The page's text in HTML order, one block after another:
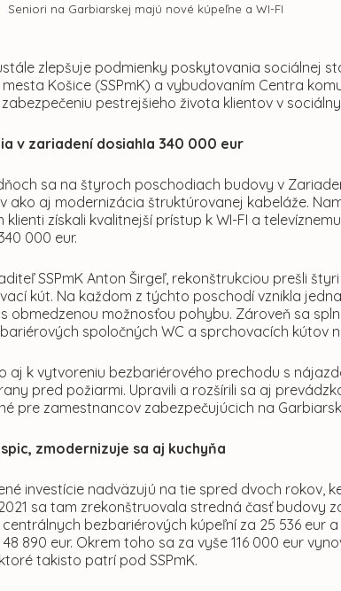
Seniori na Garbiarskej majú nové kúpeľne a WI-FI
zlepšuje podmienky poskytovania sociálnej
Košice (SSPmK) a vybudovaním Centra
pestrejšieho života klientov v
v zariadení dosiahla 340 000 eur
sa na štyroch poschodiach budovy v
ako aj modernizácia štruktúrovanej kabeláže.
klienti získali kvalitnejší prístup k WI-FI a
000 eur.
SSPmK Anton Širgeľ, rekonštrukciou prešli
kút. Na každom z týchto poschodí vznikla
obmedzenou možnosťou pohybu. Zároveň sa
spoločných WC a sprchovacích kútov
aj k vytvoreniu bezbariérového prechodu s
pred požiarmi. Upravili a rozšírili sa aj
pre zamestnancov zabezpečujúcich na
zmodernizuje sa aj kuchyňa
investície nadväzujú na tie spred dvoch rokov,
sa tam zrekonštruovala stredná časť budovy
bezbariérových kúpeľní za 25 536 eur
890 eur. Okrem toho sa za vyše 116 000 eur
takisto patrí pod SSPmK.